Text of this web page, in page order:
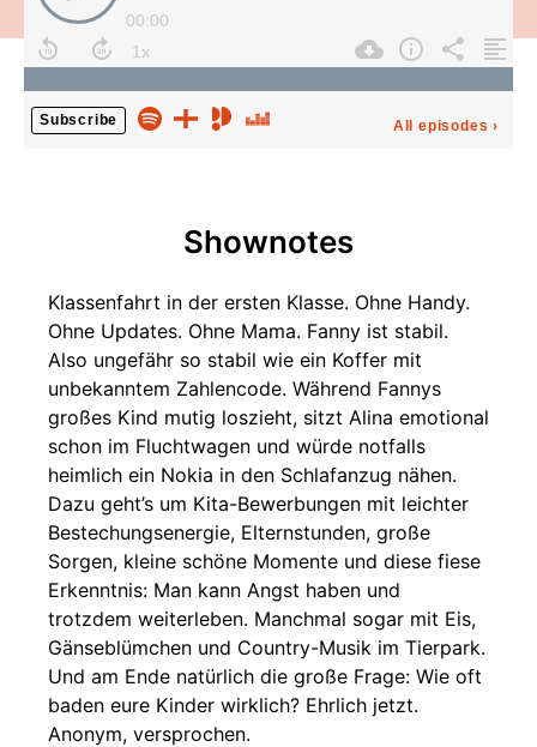
00:00
Subscribe All episodes ›
Shownotes
Klassenfahrt in der ersten Klasse. Ohne Handy.
Ohne Updates. Ohne Mama. Fanny ist stabil.
Also ungefähr so stabil wie ein Koffer mit
unbekanntem Zahlencode. Während Fannys
großes Kind mutig loszieht, sitzt Alina emotional
schon im Fluchtwagen und würde notfalls
heimlich ein Nokia in den Schlafanzug nähen.
Dazu geht’s um Kita-Bewerbungen mit leichter
Bestechungsenergie, Elternstunden, große
Sorgen, kleine schöne Momente und diese fiese
Erkenntnis: Man kann Angst haben und
trotzdem weiterleben. Manchmal sogar mit Eis,
Gänseblümchen und Country-Musik im Tierpark.
Und am Ende natürlich die große Frage: Wie oft
baden eure Kinder wirklich? Ehrlich jetzt.
Anonym, versprochen.